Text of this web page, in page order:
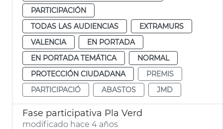
PARTICIPACIÓN
TODAS LAS AUDIENCIAS
EXTRAMURS
VALENCIA
EN PORTADA
EN PORTADA TEMÁTICA
NORMAL
PROTECCIÓN CIUDADANA
PREMIS
PARTICIPACIÓ
ABASTOS JMD
Fase participativa Pla Verd
modificado hace 4 años